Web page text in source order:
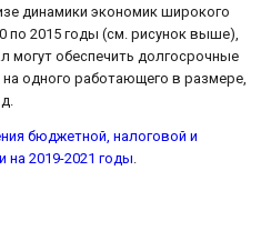
динамики экономик широкого
по 2015 годы (см. рисунок выше),
могут обеспечить долгосрочные
одного работающего в размере,
бюджетной, налоговой и
на 2019-2021 годы.